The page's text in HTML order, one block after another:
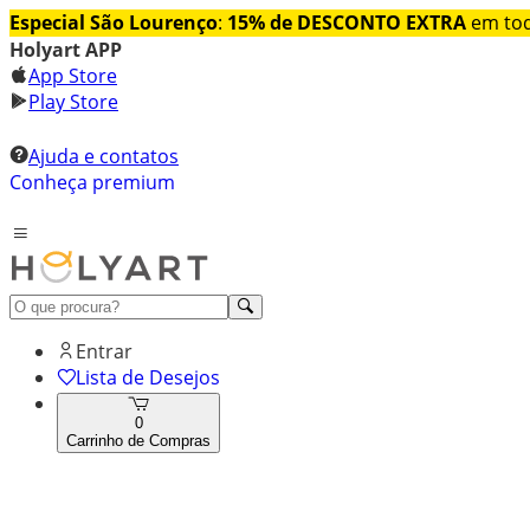
Especial São Lourenço: 15% de DESCONTO EXTRA em
Holyart APP
App Store
Play Store
Ajuda e contatos
Conheça premium
Entrar
Lista de Desejos
0
Carrinho de Compras